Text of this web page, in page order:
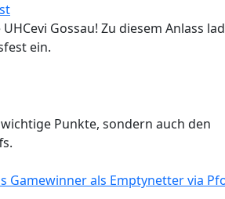
Gossau! Zu diesem Anlass
ein.
Punkte, sondern auch den